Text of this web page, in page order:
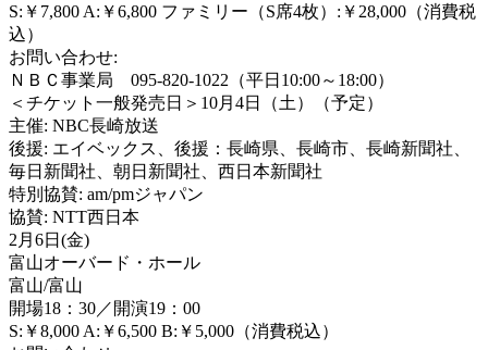
S:￥7,800 A:￥6,800 ファミリー（S席4枚）:￥28,000（消費税
込）
お問い合わせ:
ＮＢＣ事業局 095-820-1022（平日10:00～18:00）
＜チケット一般発売日＞10月4日（土）（予定）
主催: NBC長崎放送
後援: エイベックス、後援：長崎県、長崎市、長崎新聞社、
毎日新聞社、朝日新聞社、西日本新聞社
特別協賛: am/pmジャパン
協賛: NTT西日本
2月6日(金)
富山オーバード・ホール
富山/富山
開場18：30／開演19：00
S:￥8,000 A:￥6,500 B:￥5,000（消費税込）